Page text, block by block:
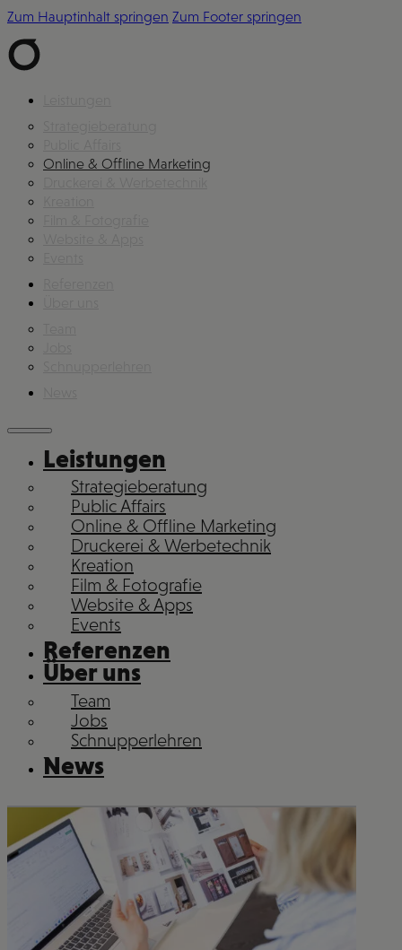
Zum Hauptinhalt springen Zum Footer springen
Online & Offline Marketing
Leistungen
Strategieberatung
Public Affairs
Online & Offline Marketing
Druckerei & Werbetechnik
Kreation
Film & Fotografie
Website & Apps
Events
Referenzen
Über uns
Team
Jobs
Schnupperlehren
News